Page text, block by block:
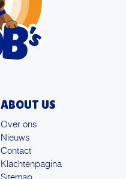
ABOUT US
Over ons
Nieuws
Contact
Klachtenpagina
Sitemap